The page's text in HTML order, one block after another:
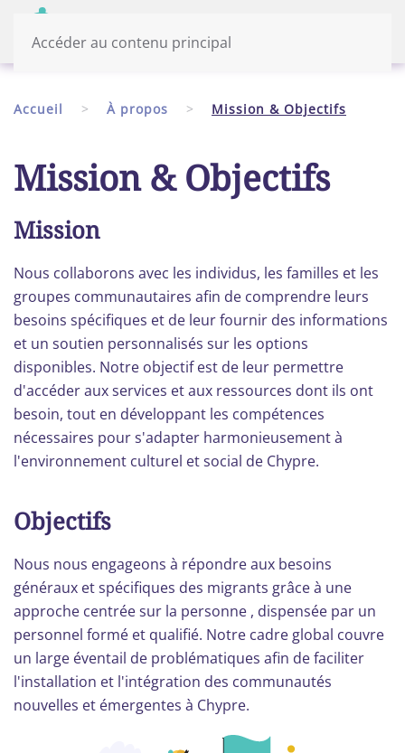
Accéder au contenu principal
Accueil À propos Mission & Objectifs
Mission & Objectifs
Mission
Nous collaborons avec les individus, les familles et les
groupes communautaires afin de comprendre leurs
besoins spécifiques et de leur fournir des informations
et un soutien personnalisés sur les options
disponibles. Notre objectif est de leur permettre
d'accéder aux services et aux ressources dont ils ont
besoin, tout en développant les compétences
nécessaires pour s'adapter harmonieusement à
l'environnement culturel et social de Chypre.
Objectifs
Nous nous engageons à répondre aux besoins
généraux et spécifiques des migrants grâce à une
approche centrée sur la personne , dispensée par un
personnel formé et qualifié. Notre cadre global couvre
un large éventail de problématiques afin de faciliter
l'installation et l'intégration des communautés
nouvelles et émergentes à Chypre.